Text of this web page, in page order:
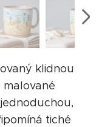
klidnou
tiché